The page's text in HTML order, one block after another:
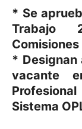
* Se
Trabajo
Comisiones
* Designan
vacante
Sistema